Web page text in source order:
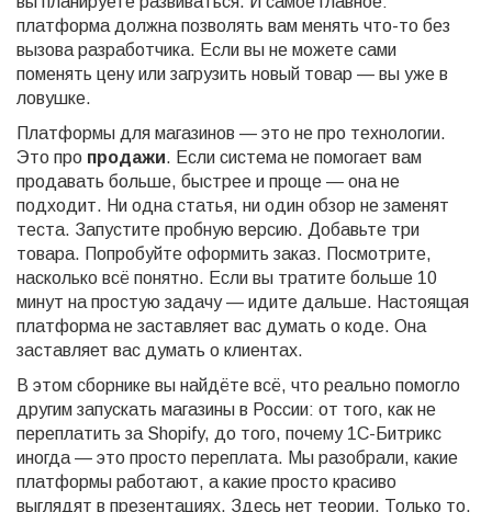
платформа должна позволять вам менять что-то без
вызова разработчика. Если вы не можете сами
поменять цену или загрузить новый товар — вы уже в
ловушке.
Платформы для магазинов — это не про технологии.
Это про продажи. Если система не помогает вам
продавать больше, быстрее и проще — она не
подходит. Ни одна статья, ни один обзор не заменят
теста. Запустите пробную версию. Добавьте три
товара. Попробуйте оформить заказ. Посмотрите,
насколько всё понятно. Если вы тратите больше 10
минут на простую задачу — идите дальше. Настоящая
платформа не заставляет вас думать о коде. Она
заставляет вас думать о клиентах.
В этом сборнике вы найдёте всё, что реально помогло
другим запускать магазины в России: от того, как не
переплатить за Shopify, до того, почему 1С-Битрикс
иногда — это просто переплата. Мы разобрали, какие
платформы работают, а какие просто красиво
выглядят в презентациях. Здесь нет теории. Только то,